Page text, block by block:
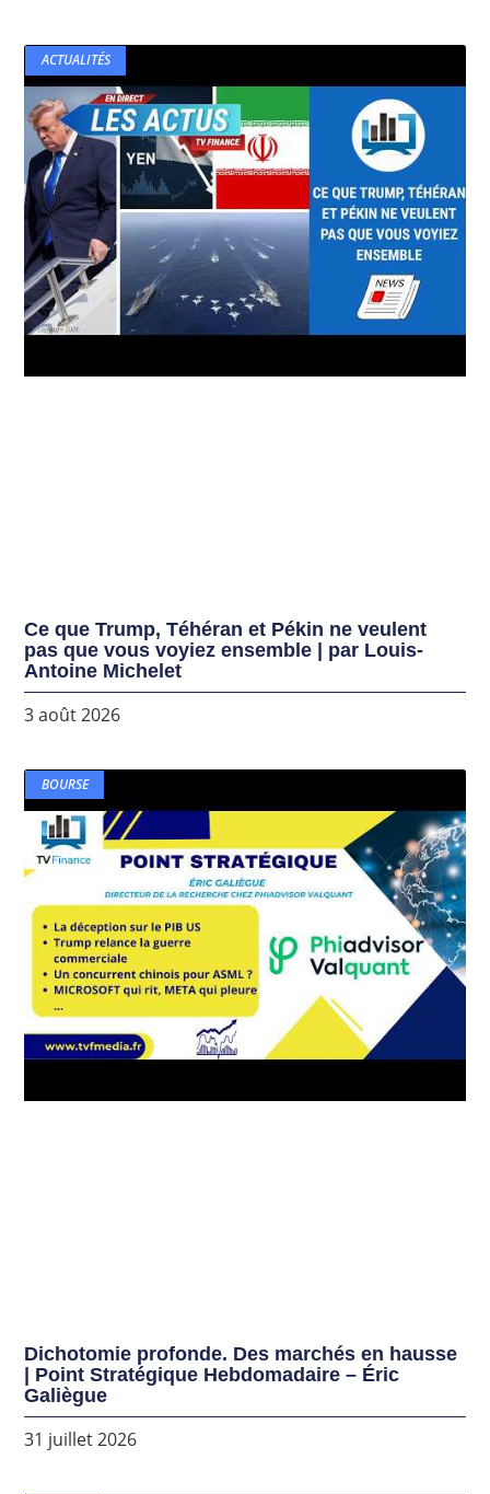
ACTUALITÉS
Ce que Trump, Téhéran et Pékin ne veulent
pas que vous voyiez ensemble | par Louis-
Antoine Michelet
3 août 2026
BOURSE
Dichotomie profonde. Des marchés en hausse
| Point Stratégique Hebdomadaire – Éric
Galiègue
31 juillet 2026